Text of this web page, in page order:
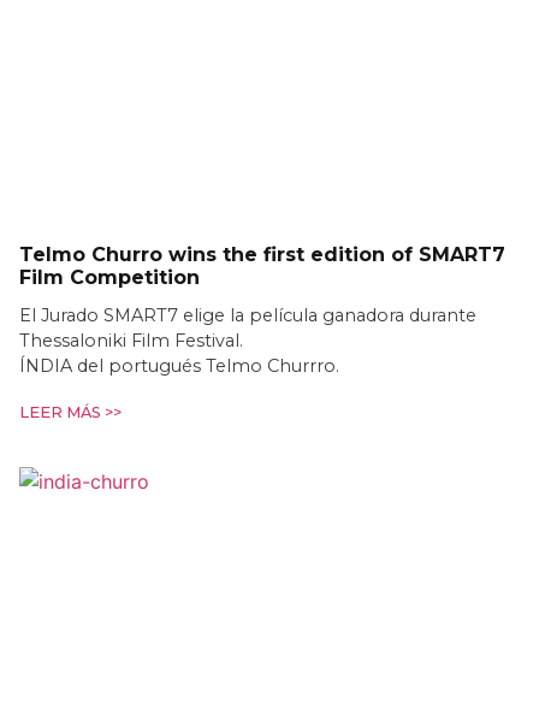
Telmo Churro wins the first edition of SMART7
Film Competition
El Jurado SMART7 elige la película ganadora durante
Thessaloniki Film Festival.
ÍNDIA del portugués Telmo Churrro.
LEER MÁS >>